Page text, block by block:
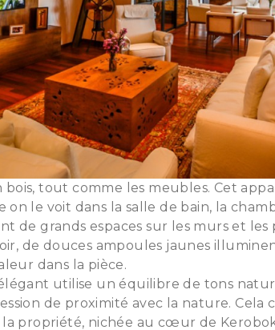
bois, tout comme les meubles. Cet
le voit dans la salle de bain, la
de grands espaces sur les murs et
de douces ampoules jaunes
dans la pièce.
utilise un équilibre de tons
de proximité avec la nature. Cela
propriété, nichée au cœur de